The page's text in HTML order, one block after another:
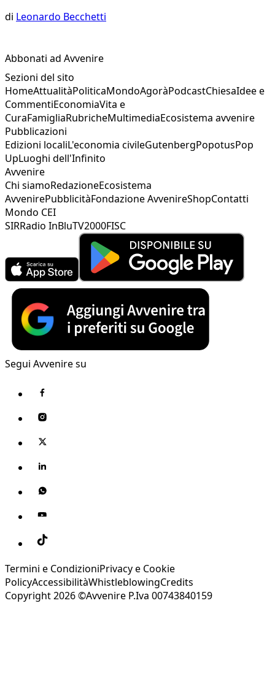
di Leonardo Becchetti
Abbonati ad Avvenire
Sezioni del sito
HomeAttualitàPoliticaMondoAgoràPodcastChiesaIdee e
CommentiEconomiaVita e
CuraFamigliaRubricheMultimediaEcosistema avvenire
Pubblicazioni
Edizioni localiL'economia civileGutenbergPopotusPop
UpLuoghi dell'Infinito
Avvenire
Chi siamoRedazioneEcosistema
AvvenirePubblicitàFondazione AvvenireShopContatti
Mondo CEI
SIRRadio InBluTV2000FISC
Segui Avvenire su
Termini e CondizioniPrivacy e Cookie
PolicyAccessibilitàWhistleblowingCredits
Copyright 2026 ©Avvenire P.Iva 00743840159